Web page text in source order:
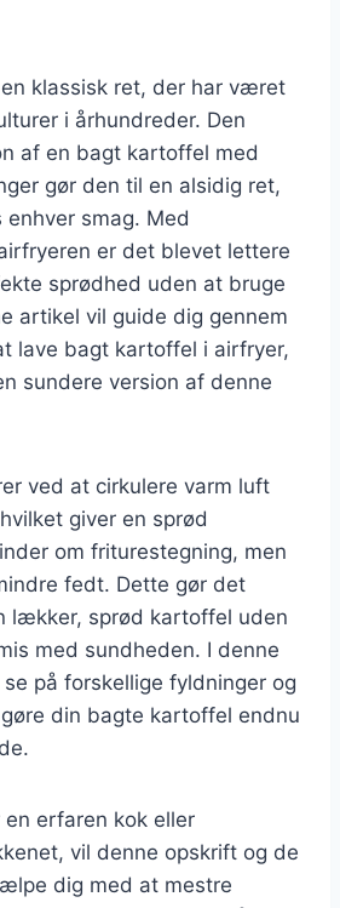
klassisk ret, der har været
i århundreder. Den
af en bagt kartoffel med
gør den til en alsidig ret,
smag. Med
er det blevet lettere
sprødhed uden at bruge
artikel vil guide dig gennem
lave bagt kartoffel i airfryer,
sundere version af denne
ved at cirkulere varm luft
giver en sprød
om friturestegning, men
fedt. Dette gør det
lækker, sprød kartoffel uden
med sundheden. I denne
på forskellige fyldninger og
din bagte kartoffel endnu
erfaren kok eller
vil denne opskrift og de
dig med at mestre